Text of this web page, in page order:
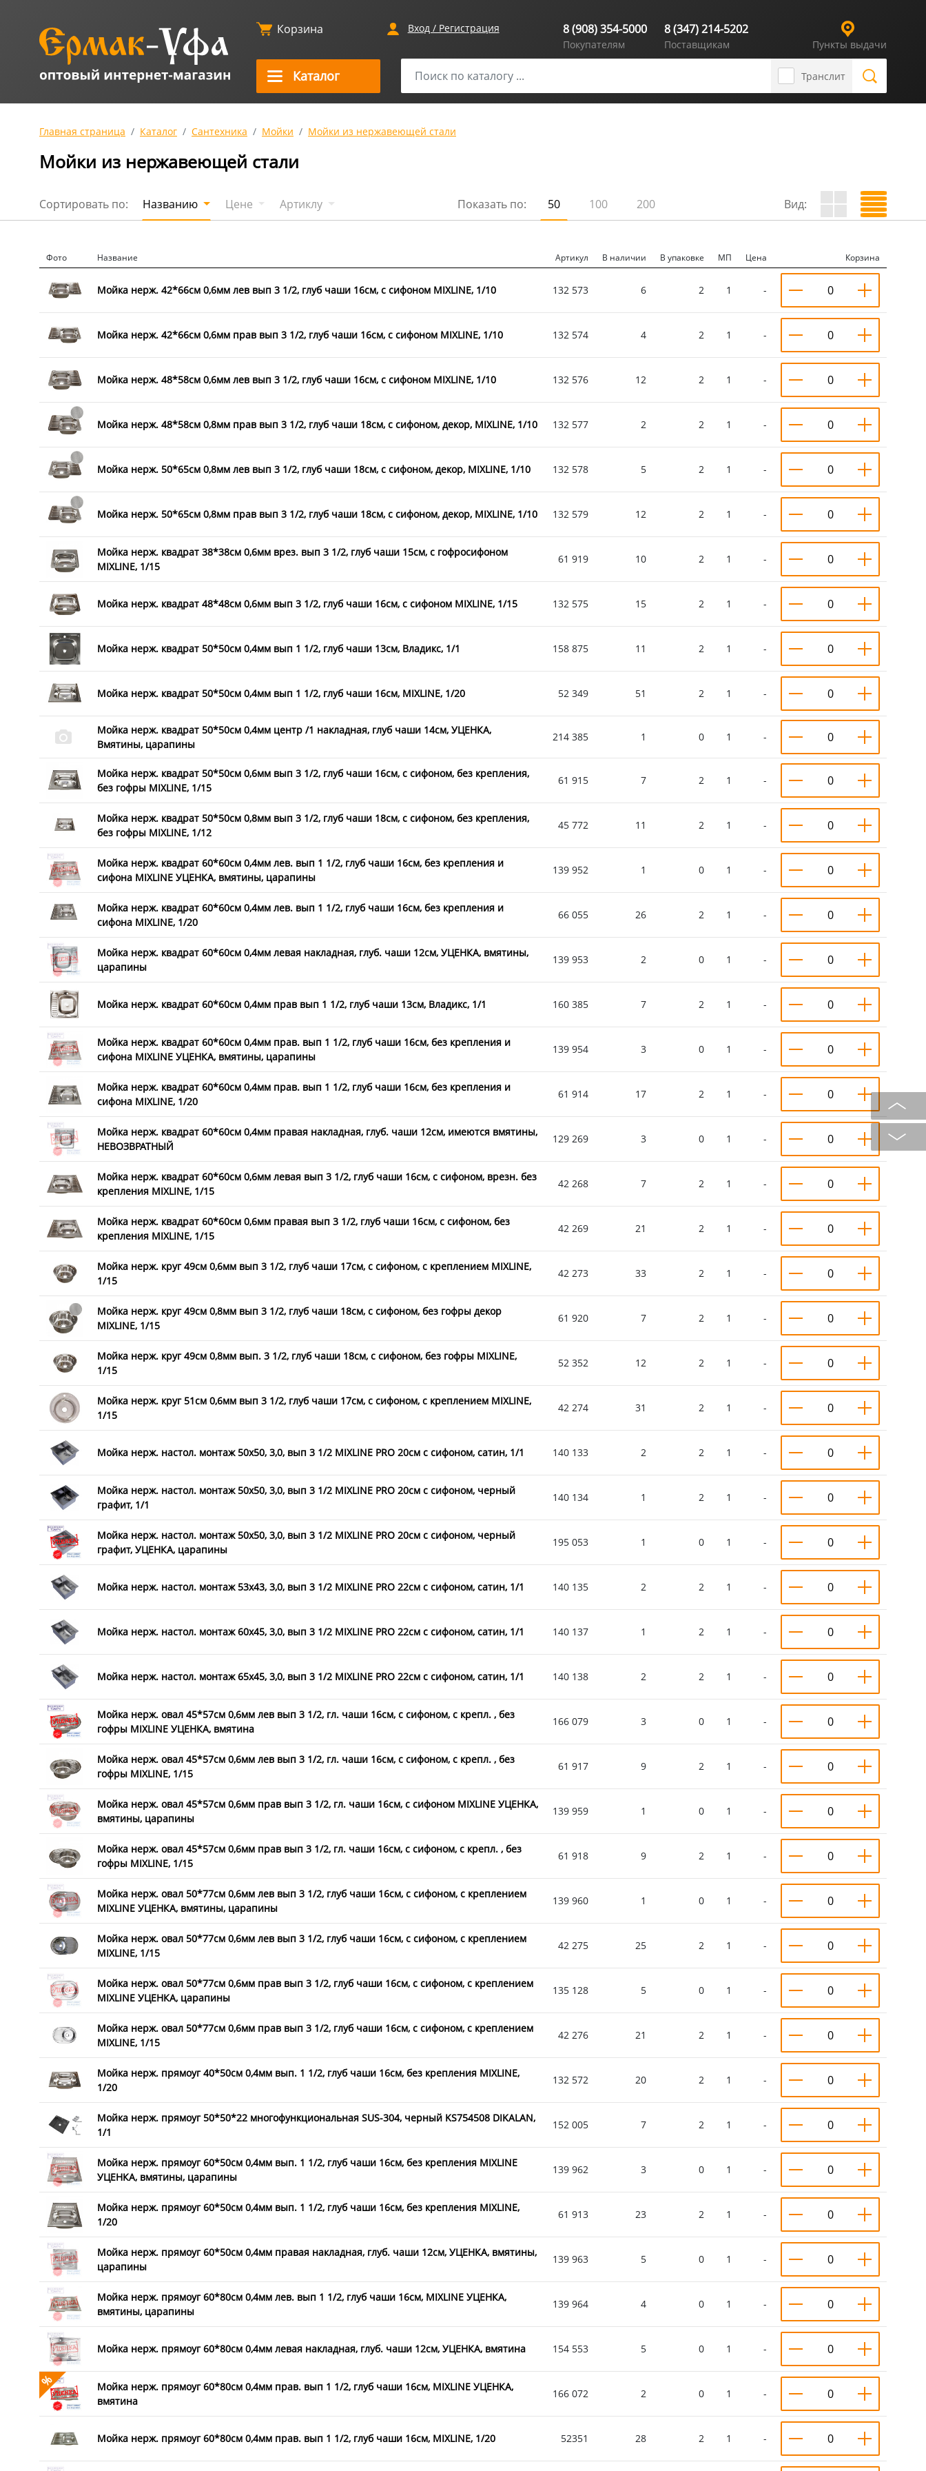
Корзина Вход / Регистрация 8 (908) 354-5000
Покупателям
8 (347) 214-5202
Поставщикам Пункты выдачи
Каталог Транслит
Главная страница Каталог Сантехника Мойки Мойки из нержавеющей стали
Мойки из нержавеющей стали
Сортировать по: Названию Цене Артиклу Показать по: 50 100 200 Вид:
Фото Название Артикул В наличии В упаковке МП Цена Корзина
Мойка нерж. 42*66см 0,6мм лев вып 3 1/2, глуб чаши 16см, с сифоном MIXLINE, 1/10 132 573 6 2 1 -
Мойка нерж. 42*66см 0,6мм прав вып 3 1/2, глуб чаши 16см, с сифоном MIXLINE, 1/10 132 574 4 2 1 -
Мойка нерж. 48*58см 0,6мм лев вып 3 1/2, глуб чаши 16см, с сифоном MIXLINE, 1/10 132 576 12 2 1 -
Мойка нерж. 48*58см 0,8мм прав вып 3 1/2, глуб чаши 18см, с сифоном, декор, MIXLINE, 1/10 132 577 2 2 1 -
Мойка нерж. 50*65см 0,8мм лев вып 3 1/2, глуб чаши 18см, с сифоном, декор, MIXLINE, 1/10 132 578 5 2 1 -
Мойка нерж. 50*65см 0,8мм прав вып 3 1/2, глуб чаши 18см, с сифоном, декор, MIXLINE, 1/10 132 579 12 2 1 -
Мойка нерж. квадрат 38*38см 0,6мм врез. вып 3 1/2, глуб чаши 15см, с гофросифоном
MIXLINE, 1/15
61 919 10 2 1 -
Мойка нерж. квадрат 48*48см 0,6мм вып 3 1/2, глуб чаши 16см, с сифоном MIXLINE, 1/15 132 575 15 2 1 -
Мойка нерж. квадрат 50*50см 0,4мм вып 1 1/2, глуб чаши 13см, Владикс, 1/1 158 875 11 2 1 -
Мойка нерж. квадрат 50*50см 0,4мм вып 1 1/2, глуб чаши 16см, MIXLINE, 1/20 52 349 51 2 1 -
Мойка нерж. квадрат 50*50см 0,4мм центр /1 накладная, глуб чаши 14см, УЦЕНКА,
Вмятины, царапины
214 385 1 0 1 -
Мойка нерж. квадрат 50*50см 0,6мм вып 3 1/2, глуб чаши 16см, с сифоном, без крепления,
без гофры MIXLINE, 1/15
61 915 7 2 1 -
Мойка нерж. квадрат 50*50см 0,8мм вып 3 1/2, глуб чаши 18см, с сифоном, без крепления,
без гофры MIXLINE, 1/12
45 772 11 2 1 -
Мойка нерж. квадрат 60*60см 0,4мм лев. вып 1 1/2, глуб чаши 16см, без крепления и
сифона MIXLINE УЦЕНКА, вмятины, царапины
139 952 1 0 1 -
Мойка нерж. квадрат 60*60см 0,4мм лев. вып 1 1/2, глуб чаши 16см, без крепления и
сифона MIXLINE, 1/20
66 055 26 2 1 -
Мойка нерж. квадрат 60*60см 0,4мм левая накладная, глуб. чаши 12см, УЦЕНКА, вмятины,
царапины
139 953 2 0 1 -
Мойка нерж. квадрат 60*60см 0,4мм прав вып 1 1/2, глуб чаши 13см, Владикс, 1/1 160 385 7 2 1 -
Мойка нерж. квадрат 60*60см 0,4мм прав. вып 1 1/2, глуб чаши 16см, без крепления и
сифона MIXLINE УЦЕНКА, вмятины, царапины
139 954 3 0 1 -
Мойка нерж. квадрат 60*60см 0,4мм прав. вып 1 1/2, глуб чаши 16см, без крепления и
сифона MIXLINE, 1/20
61 914 17 2 1 -
Мойка нерж. квадрат 60*60см 0,4мм правая накладная, глуб. чаши 12см, имеются вмятины,
НЕВОЗВРАТНЫЙ
129 269 3 0 1 -
Мойка нерж. квадрат 60*60см 0,6мм левая вып 3 1/2, глуб чаши 16см, с сифоном, врезн. без
крепления MIXLINE, 1/15
42 268 7 2 1 -
Мойка нерж. квадрат 60*60см 0,6мм правая вып 3 1/2, глуб чаши 16см, с сифоном, без
крепления MIXLINE, 1/15
42 269 21 2 1 -
Мойка нерж. круг 49см 0,6мм вып 3 1/2, глуб чаши 17см, с сифоном, с креплением MIXLINE,
1/15
42 273 33 2 1 -
Мойка нерж. круг 49см 0,8мм вып 3 1/2, глуб чаши 18см, с сифоном, без гофры декор
MIXLINE, 1/15
61 920 7 2 1 -
Мойка нерж. круг 49см 0,8мм вып. 3 1/2, глуб чаши 18см, с сифоном, без гофры MIXLINE,
1/15
52 352 12 2 1 -
Мойка нерж. круг 51см 0,6мм вып 3 1/2, глуб чаши 17см, с сифоном, с креплением MIXLINE,
1/15
42 274 31 2 1 -
Мойка нерж. настол. монтаж 50х50, 3,0, вып 3 1/2 MIXLINE PRO 20см с сифоном, сатин, 1/1 140 133 2 2 1 -
Мойка нерж. настол. монтаж 50х50, 3,0, вып 3 1/2 MIXLINE PRO 20см с сифоном, черный
графит, 1/1
140 134 1 2 1 -
Мойка нерж. настол. монтаж 50х50, 3,0, вып 3 1/2 MIXLINE PRO 20см с сифоном, черный
графит, УЦЕНКА, царапины
195 053 1 0 1 -
Мойка нерж. настол. монтаж 53х43, 3,0, вып 3 1/2 MIXLINE PRO 22см с сифоном, сатин, 1/1 140 135 2 2 1 -
Мойка нерж. настол. монтаж 60х45, 3,0, вып 3 1/2 MIXLINE PRO 22см с сифоном, сатин, 1/1 140 137 1 2 1 -
Мойка нерж. настол. монтаж 65х45, 3,0, вып 3 1/2 MIXLINE PRO 22см с сифоном, сатин, 1/1 140 138 2 2 1 -
Мойка нерж. овал 45*57см 0,6мм лев вып 3 1/2, гл. чаши 16см, с сифоном, с крепл. , без
гофры MIXLINE УЦЕНКА, вмятина
166 079 3 0 1 -
Мойка нерж. овал 45*57см 0,6мм лев вып 3 1/2, гл. чаши 16см, с сифоном, с крепл. , без
гофры MIXLINE, 1/15
61 917 9 2 1 -
Мойка нерж. овал 45*57см 0,6мм прав вып 3 1/2, гл. чаши 16см, с сифоном MIXLINE УЦЕНКА,
вмятины, царапины
139 959 1 0 1 -
Мойка нерж. овал 45*57см 0,6мм прав вып 3 1/2, гл. чаши 16см, с сифоном, с крепл. , без
гофры MIXLINE, 1/15
61 918 9 2 1 -
Мойка нерж. овал 50*77см 0,6мм лев вып 3 1/2, глуб чаши 16см, с сифоном, с креплением
MIXLINE УЦЕНКА, вмятины, царапины
139 960 1 0 1 -
Мойка нерж. овал 50*77см 0,6мм лев вып 3 1/2, глуб чаши 16см, с сифоном, с креплением
MIXLINE, 1/15
42 275 25 2 1 -
Мойка нерж. овал 50*77см 0,6мм прав вып 3 1/2, глуб чаши 16см, с сифоном, с креплением
MIXLINE УЦЕНКА, царапины
135 128 5 0 1 -
Мойка нерж. овал 50*77см 0,6мм прав вып 3 1/2, глуб чаши 16см, с сифоном, с креплением
MIXLINE, 1/15
42 276 21 2 1 -
Мойка нерж. прямоуг 40*50см 0,4мм вып. 1 1/2, глуб чаши 16см, без крепления MIXLINE,
1/20
132 572 20 2 1 -
Мойка нерж. прямоуг 50*50*22 многофункциональная SUS-304, черный KS754508 DIKALAN,
1/1
152 005 7 2 1 -
Мойка нерж. прямоуг 60*50см 0,4мм вып. 1 1/2, глуб чаши 16см, без крепления MIXLINE
УЦЕНКА, вмятины, царапины
139 962 3 0 1 -
Мойка нерж. прямоуг 60*50см 0,4мм вып. 1 1/2, глуб чаши 16см, без крепления MIXLINE,
1/20
61 913 23 2 1 -
Мойка нерж. прямоуг 60*50см 0,4мм правая накладная, глуб. чаши 12см, УЦЕНКА, вмятины,
царапины
139 963 5 0 1 -
Мойка нерж. прямоуг 60*80см 0,4мм лев. вып 1 1/2, глуб чаши 16см, MIXLINE УЦЕНКА,
вмятины, царапины
139 964 4 0 1 -
Мойка нерж. прямоуг 60*80см 0,4мм левая накладная, глуб. чаши 12см, УЦЕНКА, вмятина 154 553 5 0 1 -
%
Мойка нерж. прямоуг 60*80см 0,4мм прав. вып 1 1/2, глуб чаши 16см, MIXLINE УЦЕНКА,
вмятина
166 072 2 0 1 -
Мойка нерж. прямоуг 60*80см 0,4мм прав. вып 1 1/2, глуб чаши 16см, MIXLINE, 1/20 52351 28 2 1 -